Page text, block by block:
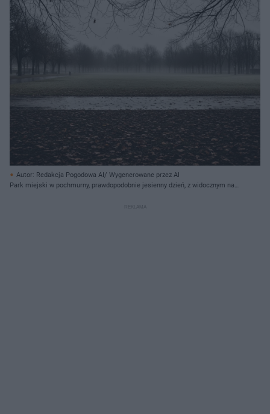
Autor: Redakcja Pogodowa AI/ Wygenerowane przez AI
Park miejski w pochmurny, prawdopodobnie jesienny dzień, z widocznym na
Bezlistne, ciemne gałęzie drzew rozpościerają się w górnej części kadru,